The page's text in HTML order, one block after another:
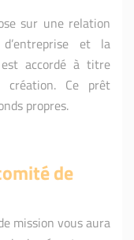
sur une relation
et la
accordé à titre
création. Ce prêt
propres.
de
mission vous aura